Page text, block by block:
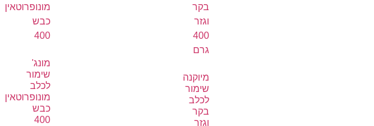
מיוקנה
שימור
לכלב
בקר
וגזר
מונג'
שימור
לכלב
מונופרוטאין
כבש
400